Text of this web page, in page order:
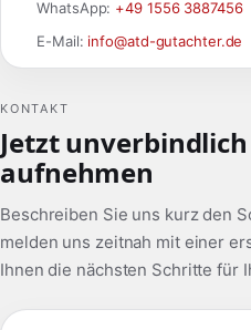
KONTAKT
Jetzt
aufnehmen
Beschreiben Sie uns kurz den
melden uns zeitnah mit einer
Ihnen die nächsten Schritte für
WhatsApp: +49 1556 3887456
E-Mail: info@atd-gutachter.de